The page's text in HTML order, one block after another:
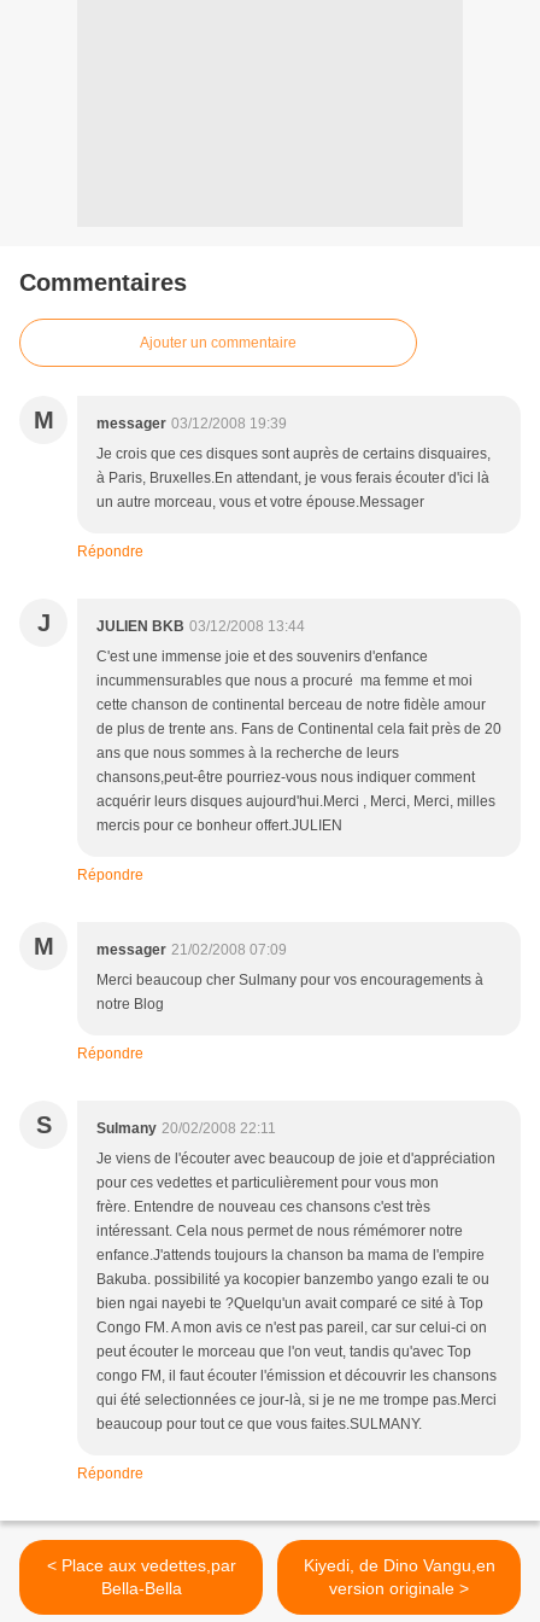
Commentaires
Ajouter un commentaire
M messager 03/12/2008 19:39
Je crois que ces disques sont auprès de certains disquaires,
à Paris, Bruxelles.En attendant, je vous ferais écouter d'ici là
un autre morceau, vous et votre épouse.Messager
Répondre
J JULIEN BKB 03/12/2008 13:44
C'est une immense joie et des souvenirs d'enfance
incummensurables que nous a procuré ma femme et moi
cette chanson de continental berceau de notre fidèle amour
de plus de trente ans. Fans de Continental cela fait près de 20
ans que nous sommes à la recherche de leurs
chansons,peut-être pourriez-vous nous indiquer comment
acquérir leurs disques aujourd'hui.Merci , Merci, Merci, milles
mercis pour ce bonheur offert.JULIEN
Répondre
M messager 21/02/2008 07:09
Merci beaucoup cher Sulmany pour vos encouragements à
notre Blog
Répondre
S Sulmany 20/02/2008 22:11
Je viens de l'écouter avec beaucoup de joie et d'appréciation
pour ces vedettes et particulièrement pour vous mon
frère. Entendre de nouveau ces chansons c'est très
intéressant. Cela nous permet de nous rémémorer notre
enfance.J'attends toujours la chanson ba mama de l'empire
Bakuba. possibilité ya kocopier banzembo yango ezali te ou
bien ngai nayebi te ?Quelqu'un avait comparé ce sité à Top
Congo FM. A mon avis ce n'est pas pareil, car sur celui-ci on
peut écouter le morceau que l'on veut, tandis qu'avec Top
congo FM, il faut écouter l'émission et découvrir les chansons
qui été selectionnées ce jour-là, si je ne me trompe pas.Merci
beaucoup pour tout ce que vous faites.SULMANY.
Répondre
< Place aux vedettes,par
Bella-Bella
Kiyedi, de Dino Vangu,en
version originale >